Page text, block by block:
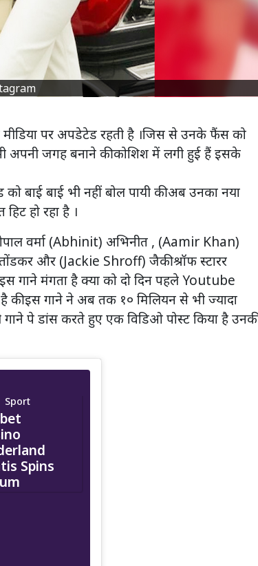
पर अपडेटेड रहती है ।जिस से उनके फैंस को
अपनी जगह बनाने की कोशिश में लगी हुई हैं इसके
बाई बाई भी नहीं बोल पायी की अब उनका नया
हो रहा है ।
वर्मा (Abhinit) अभिनीत , (Aamir Khan)
और (Jackie Shroff) जैकी श्रॉफ स्टारर
गाने मंगता है क्या को दो दिन पहले Youtube
इस गाने ने अब तक १० मिलियन से भी ज्यादा
पे डांस करते हुए एक विडिओ पोस्ट किया है उनकी
Sport
Spins